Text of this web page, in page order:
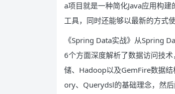
a项目就是一种简化Java应用构
工具，同时还能够以最新的方式
《Spring Data实战》从Spring
6个方面深度解析了数据访问技
储、Hadoop以及GemFire数据
ory、Querydsl的基础理念，然